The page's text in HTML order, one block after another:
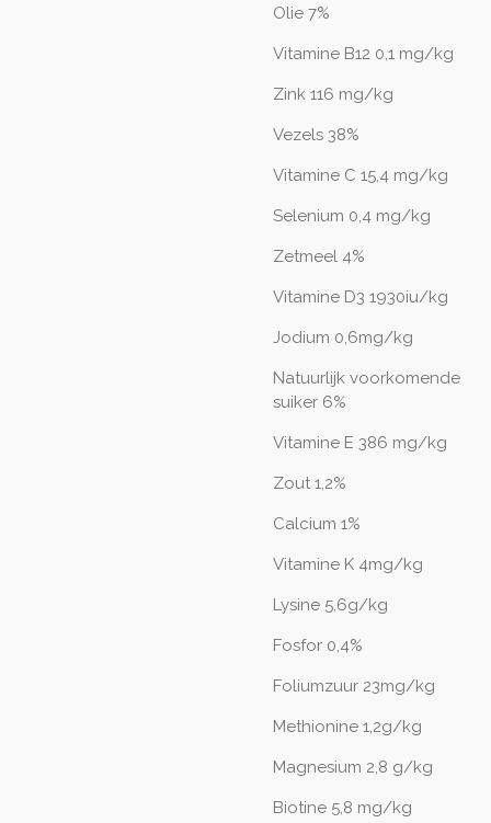
Olie 7%
Vitamine B12 0,1 mg/kg
Zink 116 mg/kg
Vezels 38%
Vitamine C 15,4 mg/kg
Selenium 0,4 mg/kg
Zetmeel 4%
Vitamine D3 1930iu/kg
Jodium 0,6mg/kg
Natuurlijk voorkomende
suiker 6%
Vitamine E 386 mg/kg
Zout 1,2%
Calcium 1%
Vitamine K 4mg/kg
Lysine 5,6g/kg
Fosfor 0,4%
Foliumzuur 23mg/kg
Methionine 1,2g/kg
Magnesium 2,8 g/kg
Biotine 5,8 mg/kg